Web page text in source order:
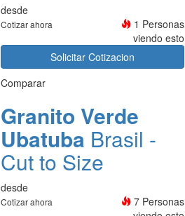
desde
Cotizar ahora
1 Personas
viendo esto
Solicitar Cotizacion
Comparar
Granito Verde
Ubatuba Brasil -
Cut to Size
desde
Cotizar ahora
7 Personas